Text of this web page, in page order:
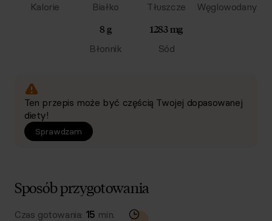
Kalorie Białko Tłuszcze Węglowodany
8 g
Błonnik
1283 mg
Sód
Ten przepis może być częścią Twojej dopasowanej
diety!
Sprawdzam
Sposób przygotowania
Czas gotowania: 15 min.